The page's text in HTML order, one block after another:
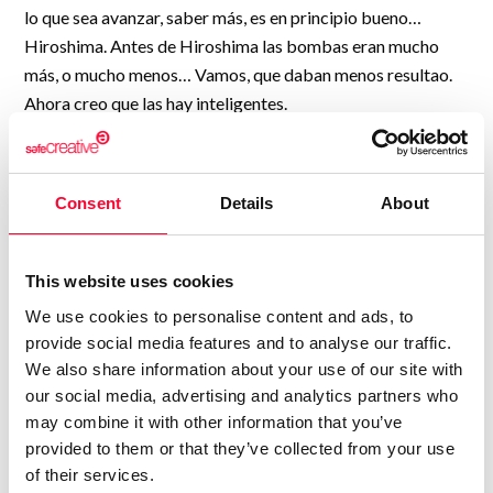
Consent Details About
This website uses cookies
We use cookies to personalise content and ads, to
provide social media features and to analyse our traffic.
We also share information about your use of our site with
our social media, advertising and analytics partners who
may combine it with other information that you’ve
provided to them or that they’ve collected from your use
of their services.
lo que sea avanzar, saber más, es en principio bueno…
Hiroshima. Antes de Hiroshima las bombas eran mucho
más, o mucho menos… Vamos, que daban menos resultao.
Ahora creo que las hay inteligentes.
¿Pero fue lo malo inventar la bomba atómica o lo malo fue
utilizarla?
“bien” y del “mal” de cada cual.
todos pillándoles las vueltas y teniéndolos en el camarote
contiguo en los cruceros de vacaciones (niños gratis).
Y dándoles los buenos días en el ascensor.
Y contestarán.
Y una propina cuando nos corten el pelo.
Y darán las gracias y se la guardarán.